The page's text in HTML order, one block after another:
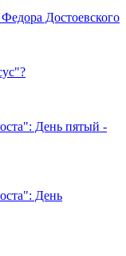
Достоевского
День пятый -
День